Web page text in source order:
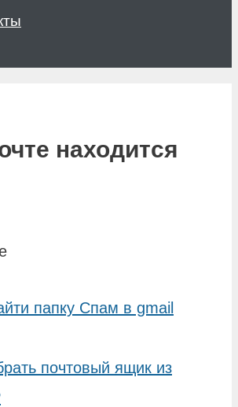
находится
папку Спам в gmail
почтовый ящик из